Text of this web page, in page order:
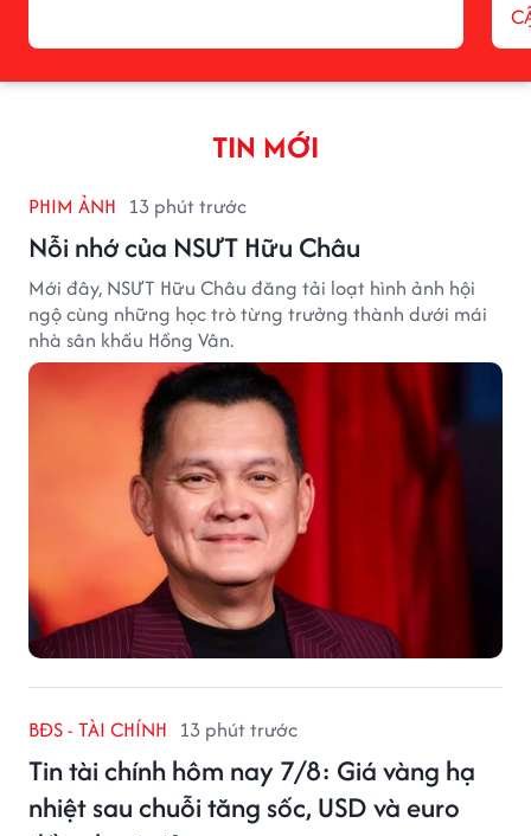
TIN MỚI
PHIM ẢNH 13 phút trước
Nỗi nhớ của NSƯT Hữu Châu
Mới đây, NSƯT Hữu Châu đăng tải loạt hình ảnh hội
ngộ cùng những học trò từng trưởng thành dưới mái
nhà sân khấu Hồng Vân.
BĐS - TÀI CHÍNH 13 phút trước
Tin tài chính hôm nay 7/8: Giá vàng hạ
nhiệt sau chuỗi tăng sốc, USD và euro